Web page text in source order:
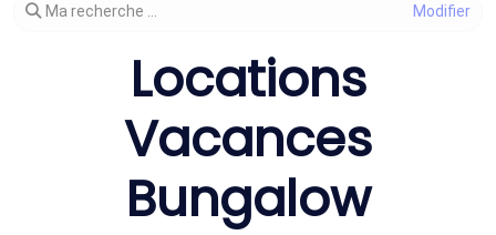
Modifier votre recherche
Ma recherche ...
Locations
Vacances
Bungalow